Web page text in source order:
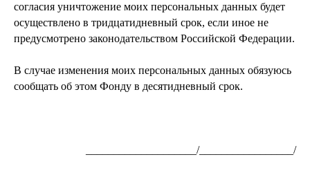
согласия уничтожение моих персональных данных будет
осуществлено в тридцатидневный срок, если иное не
предусмотрено законодательством Российской Федерации.
В случае изменения моих персональных данных обязуюсь
сообщать об этом Фонду в десятидневный срок.
____________________/_________________/